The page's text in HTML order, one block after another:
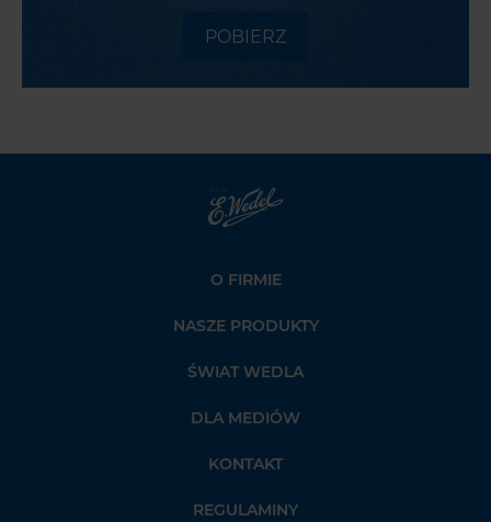
POBIERZ
Strona
głowna
O FIRMIE
NASZE PRODUKTY
ŚWIAT WEDLA
DLA MEDIÓW
KONTAKT
REGULAMINY